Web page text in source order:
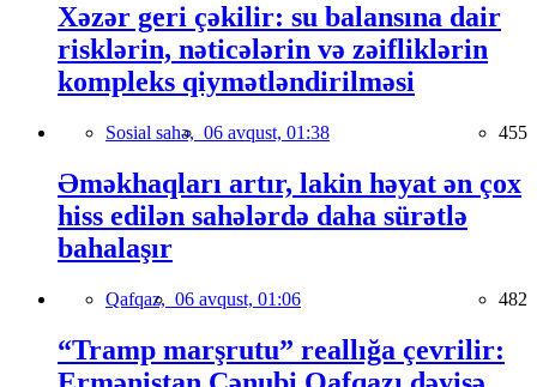
Xəzər geri çəkilir: su balansına dair
risklərin, nəticələrin və zəifliklərin
kompleks qiymətləndirilməsi
Sosial sahə, 06 avqust, 01:38 455
Əməkhaqları artır, lakin həyat ən çox
hiss edilən sahələrdə daha sürətlə
bahalaşır
Qafqaz, 06 avqust, 01:06 482
“Tramp marşrutu” reallığa çevrilir: